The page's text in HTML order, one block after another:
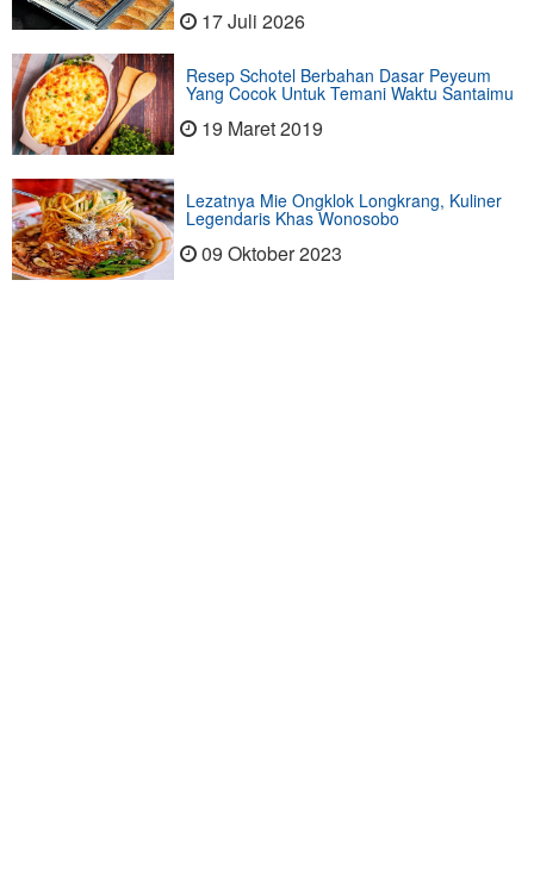
17 Juli 2026
Resep Schotel Berbahan Dasar Peyeum
Yang Cocok Untuk Temani Waktu Santaimu
19 Maret 2019
Lezatnya Mie Ongklok Longkrang, Kuliner
Legendaris Khas Wonosobo
09 Oktober 2023